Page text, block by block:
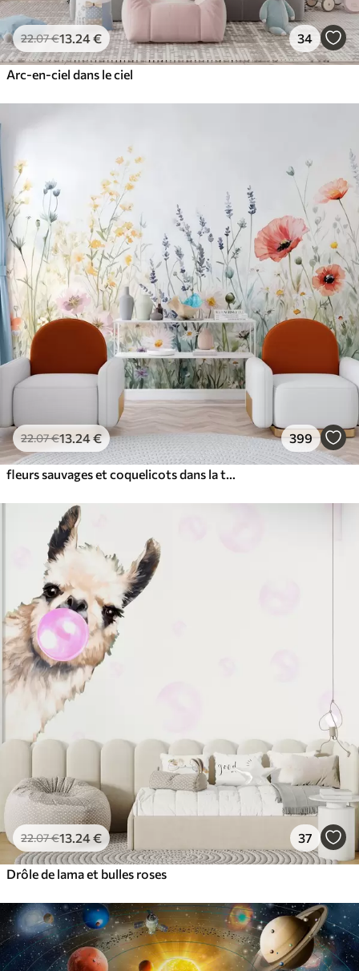
22.07€13 .24€ 34
Arc-en-ciel dans le ciel
22.07€13 .24€ 399
22.07€13 .24€ 37
Drôle de lama et bulles roses